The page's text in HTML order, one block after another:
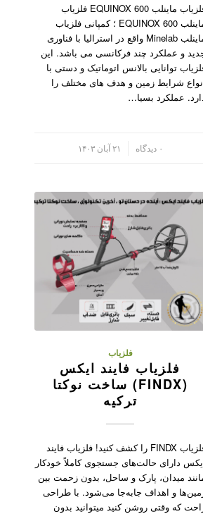
فلزیاب ماینلب EQUINOX 600 فلزیاب
ماینلب EQUINOX 600 ؛ کمپانی فلزیاب
ماینلب Minelab واقع در استرالیا با فناوری
و عملکرد چند فرکانسی می باشد. این
توانایی بالانس اتوماتیک و دستی با
شرایط زمین و هدف های مختلف را
عملکرد بسیا…
۰ دیدگاه ۲۱ آبان ۱۴۰۳
فلزیاب
فلزیاب فایند ایکس
(FINDX) ساخت نوکتا
ترکیه
فلزیاب FINDX را کشف کنید! فلزیاب فایند
دارای حالت‌های جستجوی کاملاً خودکار
میدان، پارک و ساحل، بدون زحمت بین
و اهداف جابه‌جا می‌شود. با طراحی
که وقتی روشن کنید میتوانید بدون